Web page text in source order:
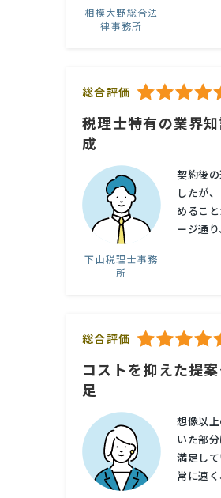
相模大野総合法
律事務所
総合評価
税理士特有の業界
成
下山税理士事務
所
契約後
したが
めるこ
ージ通
総合評価
コストを抑えた提
足
想像以
いた部
満足し
常に速